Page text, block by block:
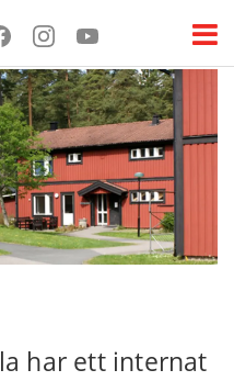
har ett internat